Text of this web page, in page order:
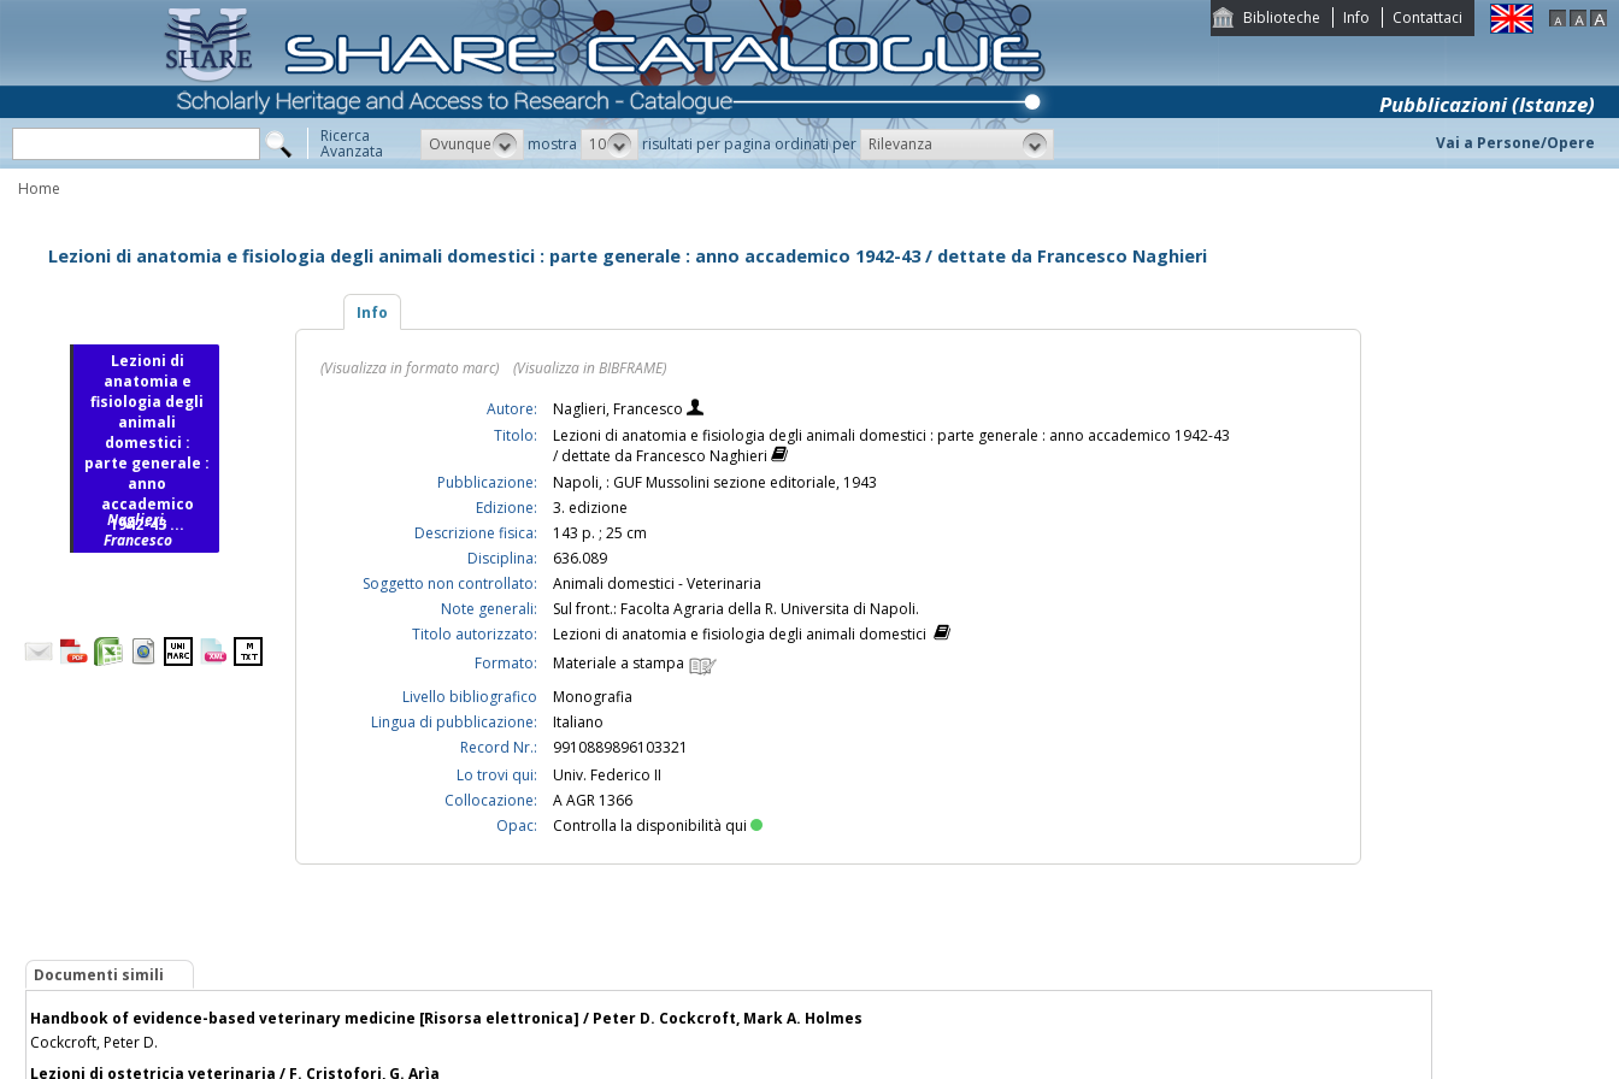
Biblioteche Info Contattaci
Pubblicazioni (Istanze)
Ricerca
Avanzata Ovunque mostra 10 risultati per pagina ordinati per Rilevanza Vai a Persone/Opere
Home
Lezioni di anatomia e fisiologia degli animali domestici : parte generale : anno accademico 1942-43 / dettate da Francesco Naghieri
Lezioni di
anatomia e
fisiologia degli
animali
domestici :
parte generale :
anno
accademico
1942-43 ...
Naglieri,
Francesco
Info
(Visualizza in formato marc)
(Visualizza in BIBFRAME)
Autore:
Naglieri, Francesco
Titolo:
Lezioni di anatomia e fisiologia degli animali domestici : parte generale : anno accademico 1942-43
/ dettate da Francesco Naghieri
Pubblicazione:
Napoli, : GUF Mussolini sezione editoriale, 1943
Edizione:
3. edizione
Descrizione fisica:
143 p. ; 25 cm
Disciplina:
636.089
Soggetto non controllato:
Animali domestici - Veterinaria
Note generali:
Sul front.: Facolta Agraria della R. Universita di Napoli.
Titolo autorizzato:
Lezioni di anatomia e fisiologia degli animali domestici
Formato:
Materiale a stampa
Livello bibliografico
Monografia
Lingua di pubblicazione:
Italiano
Record Nr.:
9910889896103321
Lo trovi qui:
Univ. Federico II
Collocazione:
A AGR 1366
Opac:
Controlla la disponibilità qui
Documenti simili
Handbook of evidence-based veterinary medicine [Risorsa elettronica] / Peter D. Cockcroft, Mark A. Holmes
Cockcroft, Peter D.
Lezioni di ostetricia veterinaria / F. Cristofori, G. Arìa